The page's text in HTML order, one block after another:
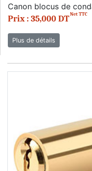
Canon blocus de
Prix : 35,000 DTNet TTC
Plus de détails